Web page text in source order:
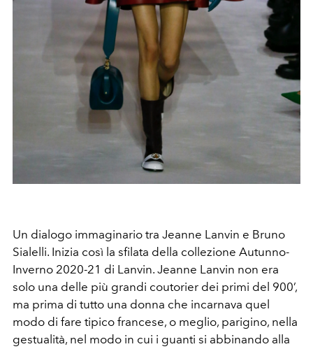
Un dialogo immaginario tra Jeanne Lanvin e Bruno
Sialelli. Inizia così la sfilata della collezione Autunno-
Inverno 2020-21 di Lanvin. Jeanne Lanvin non era
solo una delle più grandi coutorier dei primi del 900’,
ma prima di tutto una donna che incarnava quel
modo di fare tipico francese, o meglio, parigino, nella
gestualità, nel modo in cui i guanti si abbinando alla